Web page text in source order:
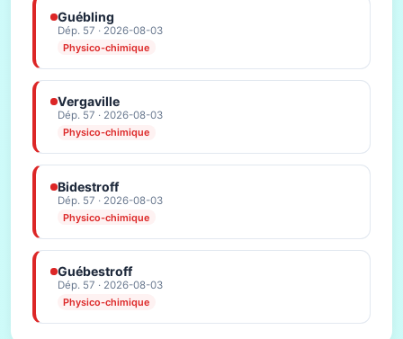
Guébling
Dép. 57 · 2026-08-03
Physico-chimique
Vergaville
Dép. 57 · 2026-08-03
Physico-chimique
Bidestroff
Dép. 57 · 2026-08-03
Physico-chimique
Guébestroff
Dép. 57 · 2026-08-03
Physico-chimique